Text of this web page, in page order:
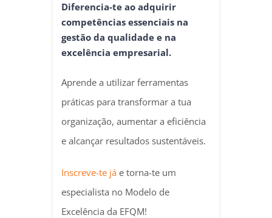
Diferencia-te ao adquirir
competências essenciais na
gestão da qualidade e na
excelência empresarial.
Aprende a utilizar ferramentas
práticas para transformar a tua
organização, aumentar a eficiência
e alcançar resultados sustentáveis.
Inscreve-te jáe torna-te um
especialista no Modelo de
Excelência da EFQM!